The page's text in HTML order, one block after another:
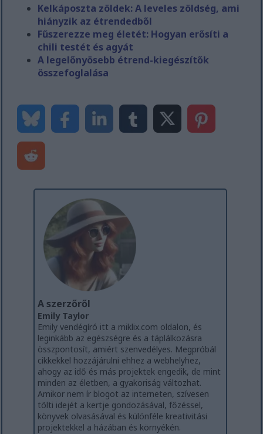
Kelkáposzta zöldek: A leveles zöldség, ami
hiányzik az étrendedből
Fűszerezze meg életét: Hogyan erősíti a
chili testét és agyát
A legelőnyösebb étrend-kiegészítők
összefoglalása
A szerzőről
Emily Taylor
Emily vendégíró itt a miklix.com oldalon, és
leginkább az egészségre és a táplálkozásra
összpontosít, amiért szenvedélyes. Megpróbál
cikkekkel hozzájárulni ehhez a webhelyhez,
ahogy az idő és más projektek engedik, de mint
minden az életben, a gyakoriság változhat.
Amikor nem ír blogot az interneten, szívesen
tölti idejét a kertje gondozásával, főzéssel,
könyvek olvasásával és különféle kreativitási
projektekkel a házában és környékén.